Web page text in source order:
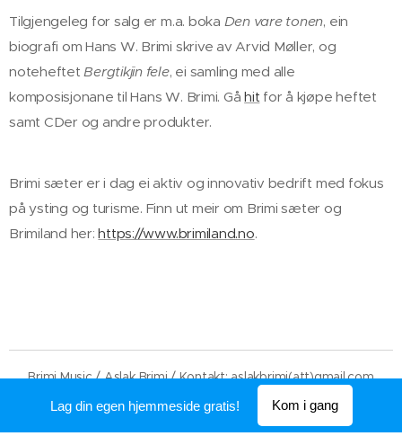
Tilgjengeleg for salg er m.a. boka Den vare tonen, ein
biografi om Hans W. Brimi skrive av Arvid Møller, og
noteheftet Bergtikjin fele, ei samling med alle
komposisjonane til Hans W. Brimi. Gåhit for å kjøpe heftet
samt CDer og andre produkter.
Brimi sæter er i dag ei aktiv og innovativ bedrift med fokus
på ysting og turisme. Finn ut meir om Brimi sæter og
Brimiland her:https://www.brimiland.no.
Brimi Music / Aslak Brimi / Kontakt: aslakbrimi(att)gmail.com
Drevet av Webnode
Lag din egen hjemmeside gratis! Kom i gang